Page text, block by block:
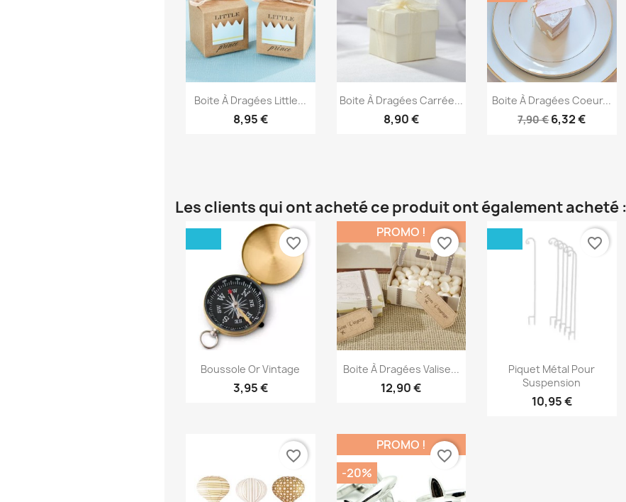
Aperçu rapide
Boite À Dragées Little...
8,95 €
Aperçu rapide
Boite À Dragées Carrée...
8,90 €
 Aperçu rapide
Boite À Dragées Coeur...
7,90 €6,32 €
Les clients qui ont acheté ce produit ont également acheté :
Aperçu rapide
Boussole Or Vintage
3,95 €
favorite_border
 Aperçu rapide
Boite À Dragées Valise...
12,90 €
PROMO !
favorite_border
Aperçu rapide
Piquet Métal Pour
Suspension
10,95 €
favorite_border
favorite_border
PROMO !
-20%
favorite_border